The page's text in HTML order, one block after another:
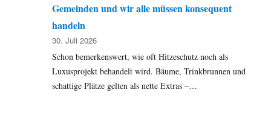
Gemeinden und wir alle müssen konsequent
handeln
30. Juli 2026
Schon bemerkenswert, wie oft Hitzeschutz noch als
Luxusprojekt behandelt wird. Bäume, Trinkbrunnen und
schattige Plätze gelten als nette Extras –…